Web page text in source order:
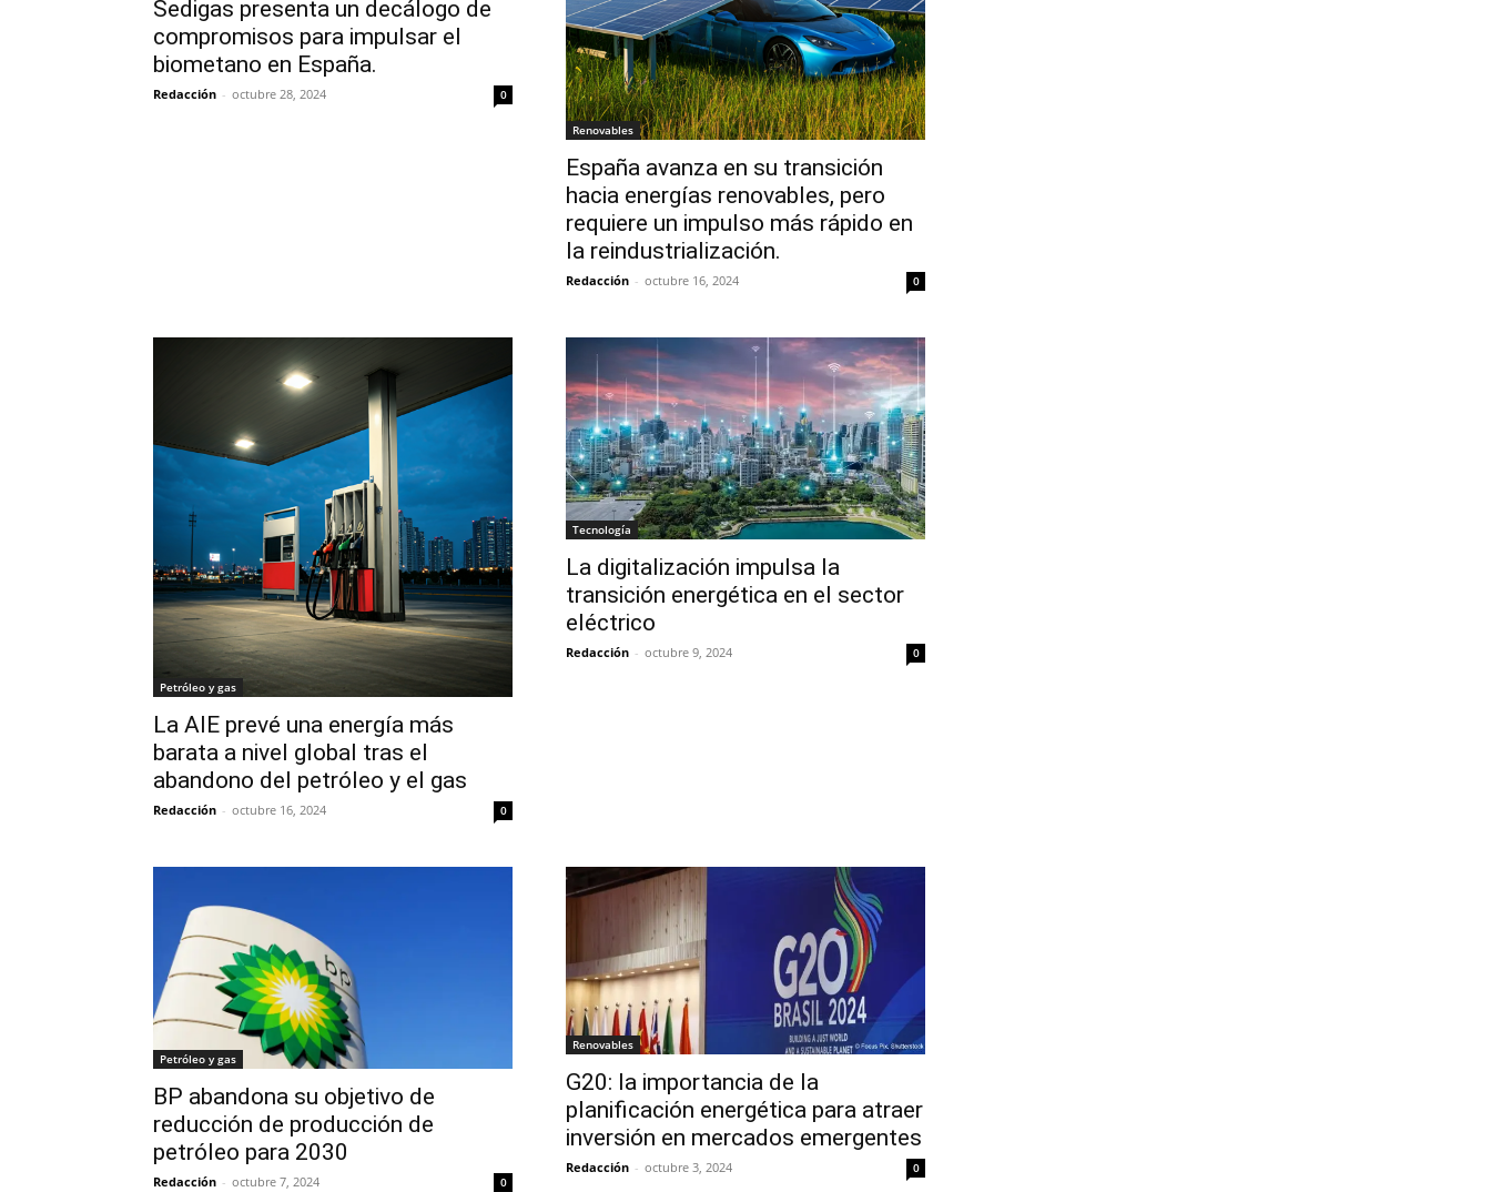
Sedigas presenta un decálogo de
compromisos para impulsar el
biometano en España.
Redacción - octubre 28, 2024 0
Renovables
España avanza en su transición
hacia energías renovables, pero
requiere un impulso más rápido en
la reindustrialización.
Redacción - octubre 16, 2024 0
Petróleo y gas
La AIE prevé una energía más
barata a nivel global tras el
abandono del petróleo y el gas
Redacción - octubre 16, 2024 0
Tecnología
La digitalización impulsa la
transición energética en el sector
eléctrico
Redacción - octubre 9, 2024 0
Petróleo y gas
BP abandona su objetivo de
reducción de producción de
petróleo para 2030
Redacción - octubre 7, 2024 0
Renovables
G20: la importancia de la
planificación energética para atraer
inversión en mercados emergentes
Redacción - octubre 3, 2024 0